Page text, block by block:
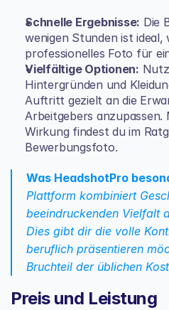
Schnelle Ergebnisse: Die
wenigen Stunden ist
professionelles Foto für
Vielfältige Optionen:
Hintergründen und
Auftritt gezielt an die
Arbeitgebers
Wirkung findest du im
Bewerbungsfoto.
Was HeadshotPro
Plattform kombiniert
beeindruckenden Vielfalt
Dies gibt dir die volle
beruflich präsentieren
Bruchteil der üblichen
Preis und Leistung